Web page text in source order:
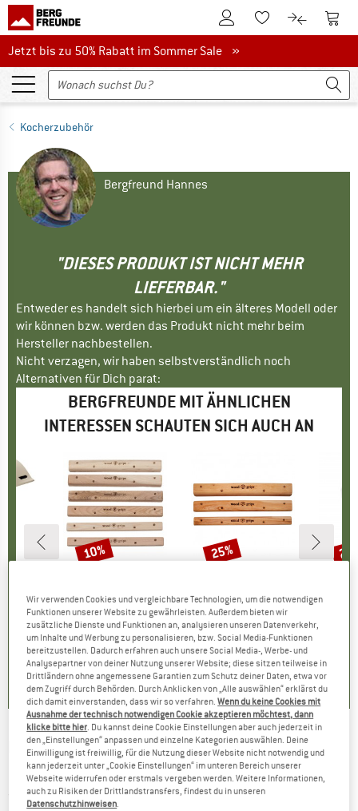
Zum KundenkontoZum Merkzettel.
Zum Zum
Jetzt bis zu 50% Rabatt im Sommer Sale
Jetzt bis zu 50% Rabatt im Sommer Sale »
Kocherzubehör
Bergfreund Hannes
"DIESES PRODUKT IST NICHT MEHR
LIEFERBAR."
Entweder es handelt sich hierbei um ein älteres Modell oder
wir können bzw. werden das Produkt nicht mehr beim
Hersteller nachbestellen.
Nicht verzagen, wir haben selbstverständlich noch
Alternativen für Dich parat:
BERGFREUNDE MIT ÄHNLICHEN
INTERESSEN SCHAUTEN SICH AUCH AN
Preis
1
Produktgruppe
Trainingsleisten
Preis
CHF 68.95reduzierter Preis
CHF 62.06
5.0(4)
Rabatt
10%
Produktgruppe
Trainingsleisten
Preis
CHF 78.95reduzierter Preis
CHF 59.21
0.0(0)
Rabatt
25%
BUSHCRAFT ESSENTIALS -Universalrost
Bushbox LF
(0)
Wir verwenden Cookies und vergleichbare Technologien, um die notwendigen
Funktionen unserer Website zu gewährleisten. Außerdem bieten wir
zusätzliche Dienste und Funktionen an, analysieren unseren Datenverkehr,
um Inhalte und Werbung zu personalisieren, bzw. Social Media-Funktionen
bereitzustellen. Dadurch erfahren auch unsere Social Media-, Werbe- und
Analysepartner von deiner Nutzung unserer Website; diese sitzen teilweise in
Drittländern ohne angemessene Garantien zum Schutz deiner Daten, etwa vor
dem Zugriff durch Behörden. Durch Anklicken von „Alle auswählen“ erklärst du
dich damit einverstanden, dass wir so verfahren.Wenn du keine Cookies mit
Ausnahme der technisch notwendigen Cookie akzeptieren möchtest, dann
klicke bitte hier. Du kannst deine Cookie Einstellungen aber auch jederzeit in
den „Einstellungen“ anpassen und einzelne Kategorien auswählen. Deine
Einwilligung ist freiwillig, für die Nutzung dieser Website nicht notwendig und
kann jederzeit unter „Cookie Einstellungen“ im unteren Bereich unserer
Webseite widerrufen oder erstmals vergeben werden. Weitere Informationen,
auch zu Risiken der Drittlandstransfers, findest du in unseren
Datenschutzhinweisen.